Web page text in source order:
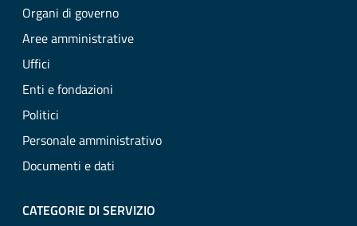
Organi di governo
Aree amministrative
Uffici
Enti e fondazioni
Politici
Personale amministrativo
Documenti e dati
CATEGORIE DI SERVIZIO